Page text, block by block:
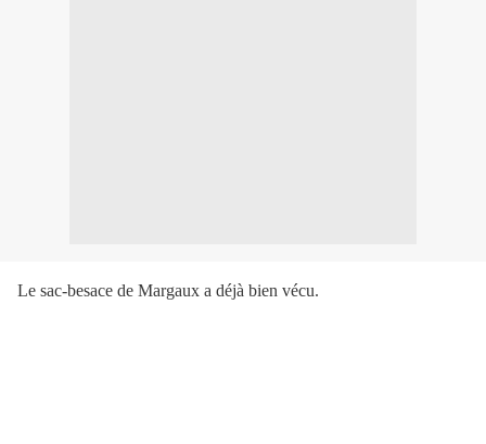
Le sac-besace de Margaux a déjà bien vécu.